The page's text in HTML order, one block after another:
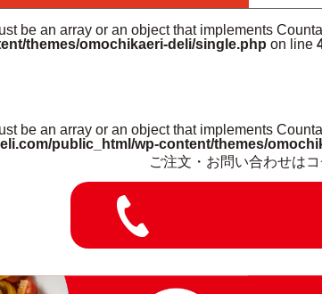
be an array or an object that implements
themes/omochikaeri-deli/single.php on line
be an array or an object that implements
public_html/wp-content/themes/
ご注文・お問い合わせはコ